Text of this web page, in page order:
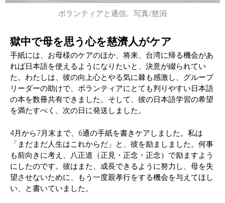
ボランティアと通信。写真/慈涓
獄中で母を思う心を慈濟人がケア
手紙には、お母様のケアのほか、将来、台湾に帰る機会があ
れば日本語を使えるようになりたいと、決意が綴られてい
た。わたしは、彼の向上心とやる気に棘も感激し、グループ
リーダーの助けで、ボランティアにとても判りやすい日本語
の本を数冊共有できました。そして、彼の日本語学習の希望
を満たすべく、次の日に発送しました。
4月から7月末まで、6通の手紙を書きケアしました。私は
「まだまだ人生はこれからだ」と、彼を励ましました。何事
も前向きに考え、八正道（正見・正念・正念）で励ますよう
にしたのです。彼はまた、成長できるように努力し、母を失
望させないために、もう一度親孝行をする機会を与えてほし
い、と書いていました。